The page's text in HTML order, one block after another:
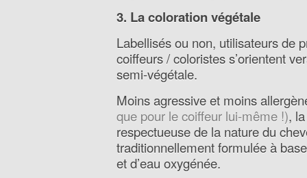
3. La coloration végétale
Labellisés ou non, utilisateurs de
coiffeurs / coloristes s’orientent
semi-végétale.
Moins agressive et moins
que pour le coiffeur lui-même !),
respectueuse de la nature du
traditionnellement formulée à
et d’eau oxygénée.